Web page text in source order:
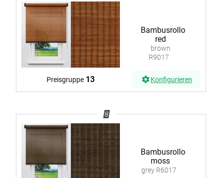
Bambusrollo
red
brown
R9017
Preisgruppe 13 Konfigurieren
Bambusrollo
moss
grey R6017